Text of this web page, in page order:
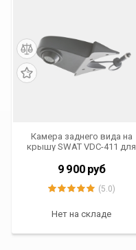
Камера заднего вида на
крышу SWAT VDC-411 для
BENZ/ VOLKSWAGEN и
другого коммерческого
транспорта
9 900 руб
(5.0)
Нет на складе